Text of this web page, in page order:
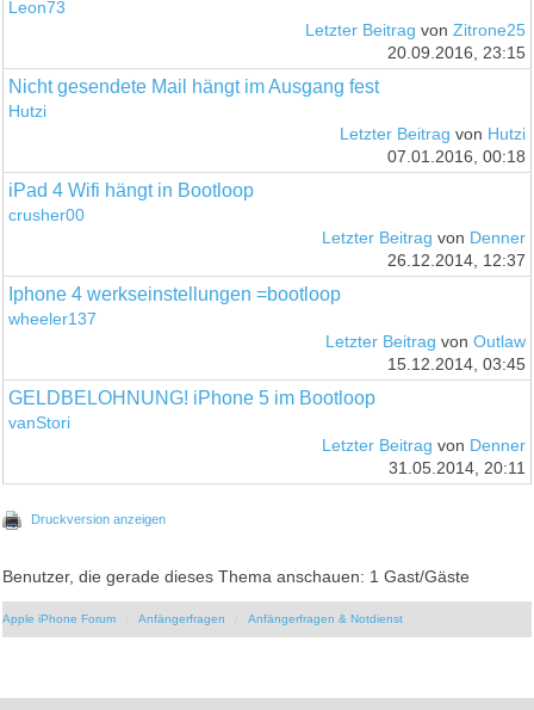
Leon73
Letzter Beitrag von Zitrone25
20.09.2016, 23:15
Nicht gesendete Mail hängt im Ausgang fest
Hutzi
Letzter Beitrag von Hutzi
07.01.2016, 00:18
iPad 4 Wifi hängt in Bootloop
crusher00
Letzter Beitrag von Denner
26.12.2014, 12:37
Iphone 4 werkseinstellungen =bootloop
wheeler137
Letzter Beitrag von Outlaw
15.12.2014, 03:45
GELDBELOHNUNG! iPhone 5 im Bootloop
vanStori
Letzter Beitrag von Denner
31.05.2014, 20:11
Druckversion anzeigen
Benutzer, die gerade dieses Thema anschauen: 1 Gast/Gäste
Apple iPhone Forum Anfängerfragen Anfängerfragen & Notdienst